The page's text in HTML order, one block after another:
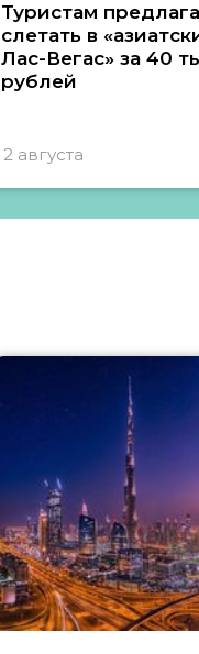
Туристам
слетать в
Лас-Вегас» за 40
рублей
2 августа